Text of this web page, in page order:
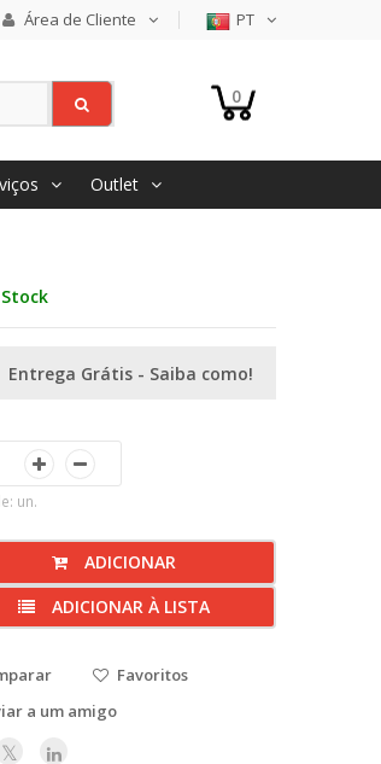
Área de Cliente PT
0
Outlet
Entrega Grátis - Saiba como!
un.
ADICIONAR
ADICIONAR À LISTA
Favoritos
a um amigo